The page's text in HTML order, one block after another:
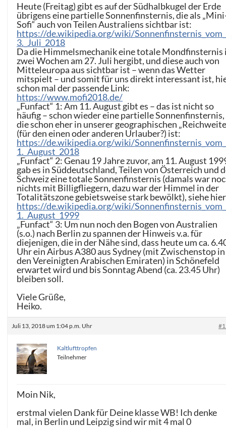
Heute (Freitag) gibt es auf der Südhalbkugel der Erde
übrigens eine partielle Sonnenfinsternis, die als
Sofi“ auch von Teilen Australiens sichtbar ist:
https://de.wikipedia.org/wiki/
3._Juli_2018
Da die Himmelsmechanik eine totale Mondfinsternis
zwei Wochen am 27. Juli hergibt, und diese auch von
Mitteleuropa aus sichtbar ist – wenn das Wetter
mitspielt – und somit für uns direkt interessant ist,
schon mal der passende Link:
https://www.mofi2018.de/
„Funfact“ 1: Am 11. August gibt es – das ist nicht so
häufig – schon wieder eine partielle Sonnenfinsternis,
die schon eher in unserer geographischen
(für den einen oder anderen Urlauber?) ist:
https://de.wikipedia.org/wiki/
1._August_2018
„Funfact“ 2: Genau 19 Jahre zuvor, am 11. August
gab es in Süddeutschland, Teilen von Österreich und
Schweiz eine totale Sonnenfinsternis (damals war
nichts mit Billigfliegern, dazu war der Himmel in der
Totalitätszone gebietsweise stark bewölkt), siehe
https://de.wikipedia.org/wiki/
1._August_1999
„Funfact“ 3: Um nun noch den Bogen von Australien
(s.o.) nach Berlin zu spannen der Hinweis v.a. für
diejenigen, die in der Nähe sind, dass heute um ca.
Uhr ein Airbus A380 aus Sydney (mit Zwischenstop in
den Vereinigten Arabischen Emiraten) in Schönefeld
erwartet wird und bis Sonntag Abend (ca. 23.45 Uhr)
bleiben soll.
Viele Grüße,
Heiko.
Juli 13, 2018 um 1:04 p.m. Uhr
Kaltlufttropfen
Teilnehmer
Moin Nik,
erstmal vielen Dank für Deine klasse WB! Ich denke
mal, in Berlin und Leipzig sind wir mit 4 mal 0